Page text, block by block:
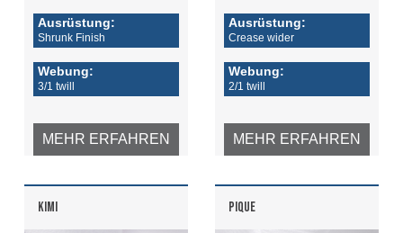
Ausrüstung:
Shrunk Finish
Webung:
3/1 twill
MEHR ERFAHREN
Ausrüstung:
Crease wider
Webung:
2/1 twill
MEHR ERFAHREN
KIMI PIQUE